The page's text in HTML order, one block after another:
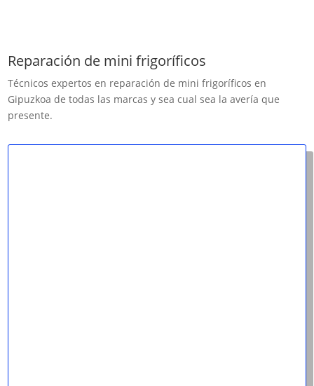
Reparación de mini frigoríficos
Técnicos expertos en reparación de mini frigoríficos en
Gipuzkoa de todas las marcas y sea cual sea la avería que
presente.